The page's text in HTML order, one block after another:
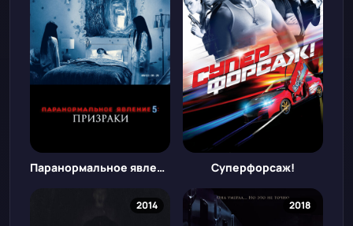
Паранормальное явление 5: Призраки в 3D Суперфорсаж!
2014 2018